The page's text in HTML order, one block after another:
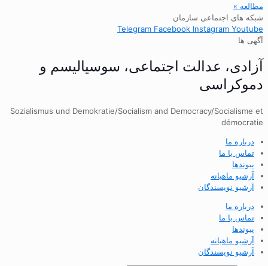
مطالعه »
شبکه های اجتماعی سازمان
Telegram Facebook Instagram Youtube
آگهی ها
آزادی، عدالت اجتماعی، سوسیالیسم و
دموکراسی
Sozialismus und Demokratie/Socialism and Democracy/Socialisme et
démocratie
درباره ما
تماس با ما
پیوندها
آرشیو ماهیانه
آرشیو نویسندگان
درباره ما
تماس با ما
پیوندها
آرشیو ماهیانه
آرشیو نویسندگان